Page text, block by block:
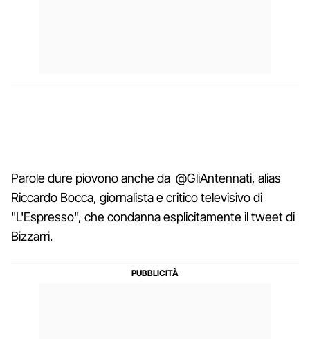
Parole dure piovono anche da @GliAntennati, alias
Riccardo Bocca, giornalista e critico televisivo di
"L'Espresso", che condanna esplicitamente il tweet di
Bizzarri.